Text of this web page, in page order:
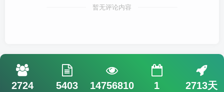
暂无评论内容
2724
5403
14756810
1
2713天